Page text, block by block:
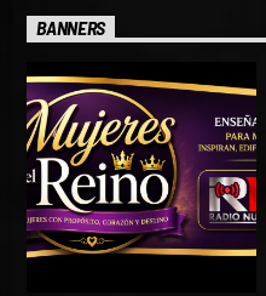
BANNERS